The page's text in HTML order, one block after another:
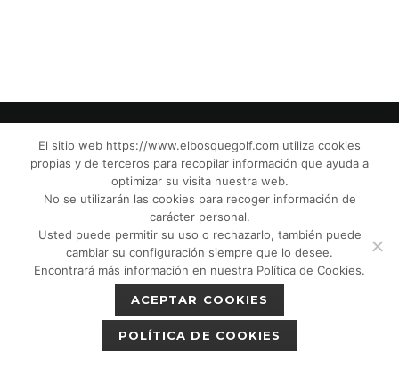
© El Bosque Club de Golf |Aviso Legal|
Política de Privacidad| Política de Cookies
Política de devoluciones|
Protección de Menores CPM”|
El sitio web https://www.elbosquegolf.com utiliza cookies
propias y de terceros para recopilar información que ayuda a
optimizar su visita nuestra web.
No se utilizarán las cookies para recoger información de
carácter personal.
Usted puede permitir su uso o rechazarlo, también puede
cambiar su configuración siempre que lo desee.
Encontrará más información en nuestra Política de Cookies.
ACEPTAR COOKIES
POLÍTICA DE COOKIES